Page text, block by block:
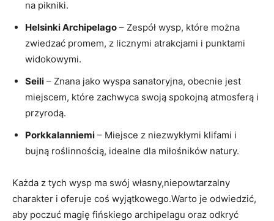
na pikniki.
Helsinki ⁢Archipelago – Zespół wysp, które można
zwiedzać promem, z licznymi ‍atrakcjami ​i punktami
widokowymi.
Seili – Znana jako wyspa‍ sanatoryjna, ​obecnie jest
miejscem, ‌które zachwyca swoją spokojną atmosferą‌ i
przyrodą.
Porkkalanniemi – Miejsce z niezwykłymi klifami i⁢
bujną roślinnością, idealne dla miłośników natury.
Każda z tych wysp ma​ swój własny,niepowtarzalny
charakter i oferuje ⁣coś wyjątkowego.Warto je odwiedzić,
aby poczuć magię fińskiego archipelagu oraz odkryć